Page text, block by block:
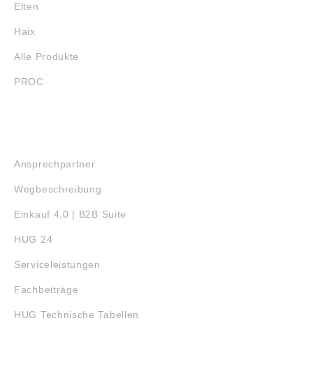
Elten
Haix
Alle Produkte
PROC
Ansprechpartner
Wegbeschreibung
Einkauf 4.0 | B2B Suite
HUG 24
Serviceleistungen
Fachbeiträge
HUG Technische Tabellen